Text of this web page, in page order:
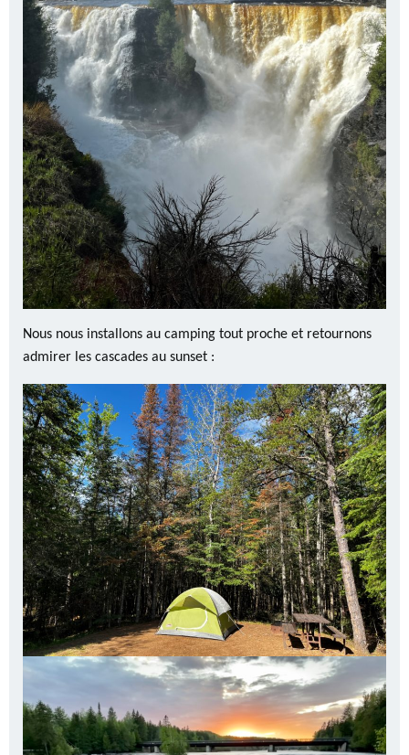
Nous nous installons au camping tout proche et retournons
admirer les cascades au sunset :